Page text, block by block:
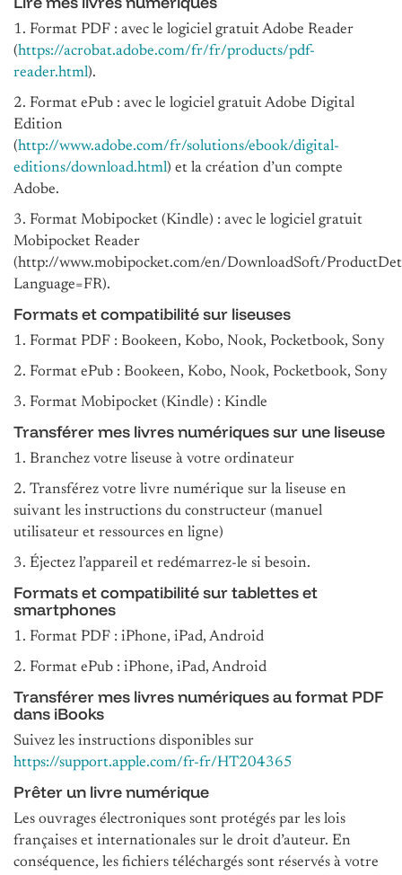
1. Format PDF : avec le logiciel gratuit Adobe Reader
(https://acrobat.adobe.com/fr/fr/products/pdf-
reader.html).
2. Format ePub : avec le logiciel gratuit Adobe Digital
Edition
(http://www.adobe.com/fr/solutions/ebook/digital-
editions/download.html) et la création d’un compte
Adobe.
3. Format Mobipocket (Kindle) : avec le logiciel gratuit
Mobipocket Reader
(http://www.mobipocket.com/en/DownloadSoft/
Language=FR).
Formats et compatibilité sur liseuses
1. Format PDF : Bookeen, Kobo, Nook, Pocketbook, Sony
2. Format ePub : Bookeen, Kobo, Nook, Pocketbook, Sony
3. Format Mobipocket (Kindle) : Kindle
Transférer mes livres numériques sur une liseuse
1. Branchez votre liseuse à votre ordinateur
2. Transférez votre livre numérique sur la liseuse en
suivant les instructions du constructeur (manuel
utilisateur et ressources en ligne)
3. Éjectez l’appareil et redémarrez-le si besoin.
Formats et compatibilité sur tablettes et
smartphones
1. Format PDF : iPhone, iPad, Android
2. Format ePub : iPhone, iPad, Android
Transférer mes livres numériques au format PDF
dans iBooks
Suivez les instructions disponibles sur
https://support.apple.com/fr-fr/HT204365
Prêter un livre numérique
Les ouvrages électroniques sont protégés par les lois
françaises et internationales sur le droit d’auteur. En
conséquence, les fichiers téléchargés sont réservés à votre